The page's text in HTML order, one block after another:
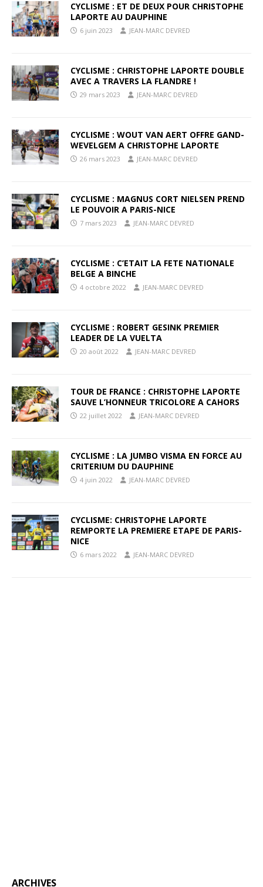
CYCLISME : ET DE DEUX POUR CHRISTOPHE
LAPORTE AU DAUPHINE
6 juin 2023 JEAN-MARC DEVRED
CYCLISME : CHRISTOPHE LAPORTE DOUBLE
AVEC A TRAVERS LA FLANDRE !
29 mars 2023 JEAN-MARC DEVRED
CYCLISME : WOUT VAN AERT OFFRE GAND-
WEVELGEM A CHRISTOPHE LAPORTE
26 mars 2023 JEAN-MARC DEVRED
CYCLISME : MAGNUS CORT NIELSEN PREND
LE POUVOIR A PARIS-NICE
7 mars 2023 JEAN-MARC DEVRED
CYCLISME : C’ETAIT LA FETE NATIONALE
BELGE A BINCHE
4 octobre 2022 JEAN-MARC DEVRED
CYCLISME : ROBERT GESINK PREMIER
LEADER DE LA VUELTA
20 août 2022 JEAN-MARC DEVRED
TOUR DE FRANCE : CHRISTOPHE LAPORTE
SAUVE L’HONNEUR TRICOLORE A CAHORS
22 juillet 2022 JEAN-MARC DEVRED
CYCLISME : LA JUMBO VISMA EN FORCE AU
CRITERIUM DU DAUPHINE
4 juin 2022 JEAN-MARC DEVRED
CYCLISME: CHRISTOPHE LAPORTE
REMPORTE LA PREMIERE ETAPE DE PARIS-
NICE
6 mars 2022 JEAN-MARC DEVRED
ARCHIVES